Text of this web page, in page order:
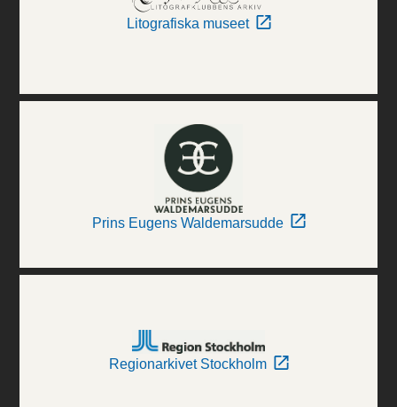
Litografiska museet
Prins Eugens Waldemarsudde
Regionarkivet Stockholm